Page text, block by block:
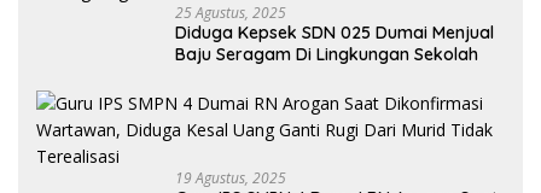
25 Agustus, 2025
Diduga Kepsek SDN 025 Dumai Menjual
Baju Seragam Di Lingkungan Sekolah
19 Agustus, 2025